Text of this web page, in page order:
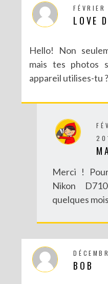
LOVE
Hello! Non
mais tes photos
appareil utilises-tu ?
Merci !
Nikon
quelques
BOB